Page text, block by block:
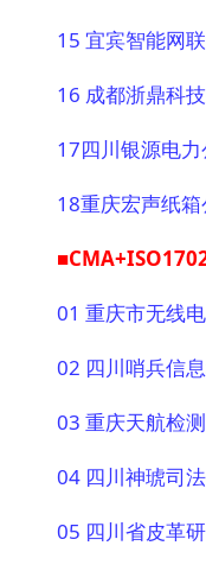
15 宜宾智能网
16 成都浙鼎科
17四川银源电
18重庆宏声纸
01 重庆市无线
02 四川哨兵信
03 重庆天航检
04 四川神琥司
05 四川省皮革